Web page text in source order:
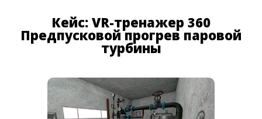
Кейс: VR-тренажер 360
Предпусковой прогрев паровой
турбины